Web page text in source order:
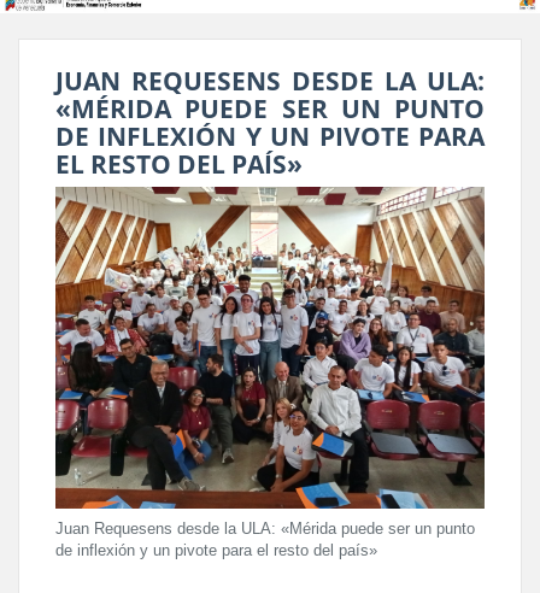
JUAN REQUESENS DESDE LA ULA:
«MÉRIDA PUEDE SER UN PUNTO
DE INFLEXIÓN Y UN PIVOTE PARA
EL RESTO DEL PAÍS»
Juan Requesens desde la ULA: «Mérida puede ser un punto
de inflexión y un pivote para el resto del país»